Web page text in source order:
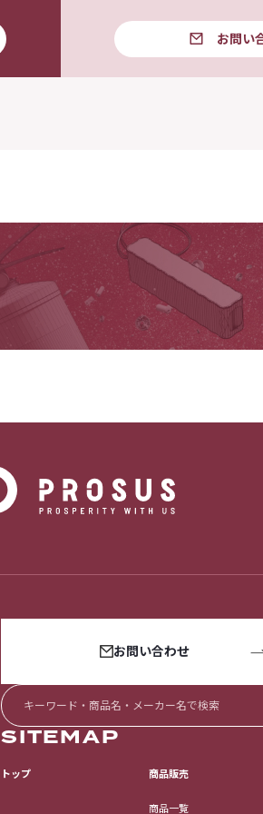
お問い
お問い合わせ
SITEMAP
トップ 商品販売
商品一覧